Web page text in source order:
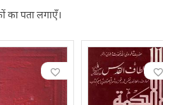
का पता लगाएँ।